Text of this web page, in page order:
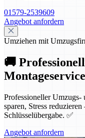
01579-2539609
Angebot anfordern
Umziehen mit
🚚
Professioneller
sparen, Stress
Schlüsselübergabe. ✅
Angebot anfordern